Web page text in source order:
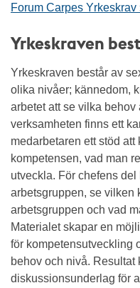
Forum Carpes Yrkeskrav
Yrkeskraven
Yrkeskraven består av
olika nivåer; kännedom,
arbetet att se vilka
verksamheten finns ett
medarbetaren ett stöd
kompetensen, vad man
utveckla. För chefens
arbetsgruppen, se vilken
arbetsgruppen och vad
Materialet skapar en
för kompetensutveckling
behov och nivå. Resultat
diskussionsunderlag för